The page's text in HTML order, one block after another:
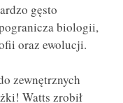
gęsto
biologii,
oraz ewolucji.
zewnętrznych
Watts zrobił